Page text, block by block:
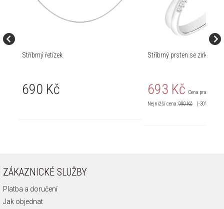
Stříbrný řetízek
690 Kč
Stříbrný prsten se zirkony
693 Kč Cena pravidelná:
Nejnižší cena:990Kč (-30%)
ZÁKAZNICKÉ SLUŽBY
Platba a doručení
Jak objednat